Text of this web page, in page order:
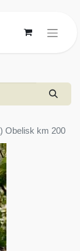
Obelisk km 200